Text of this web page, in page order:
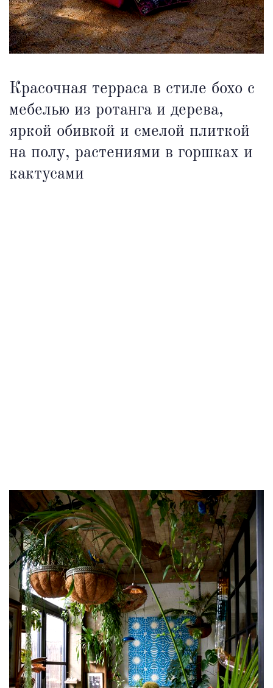
Красочная терраса в стиле бохо с
мебелью из ротанга и дерева,
яркой обивкой и смелой плиткой
на полу, растениями в горшках и
кактусами